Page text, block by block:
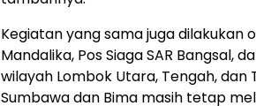
Kegiatan yang sama juga dilakukan
Mandalika, Pos Siaga SAR Bangsal,
wilayah Lombok Utara, Tengah, dan
Sumbawa dan Bima masih tetap